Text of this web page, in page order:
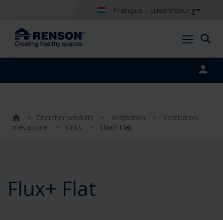
Français - Luxembourg
> Chercher produits > Ventilation >
Ventilation
mécanique
> Units > Flux+ Flat
Flux+ Flat